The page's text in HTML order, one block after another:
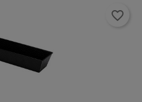
favorite_border